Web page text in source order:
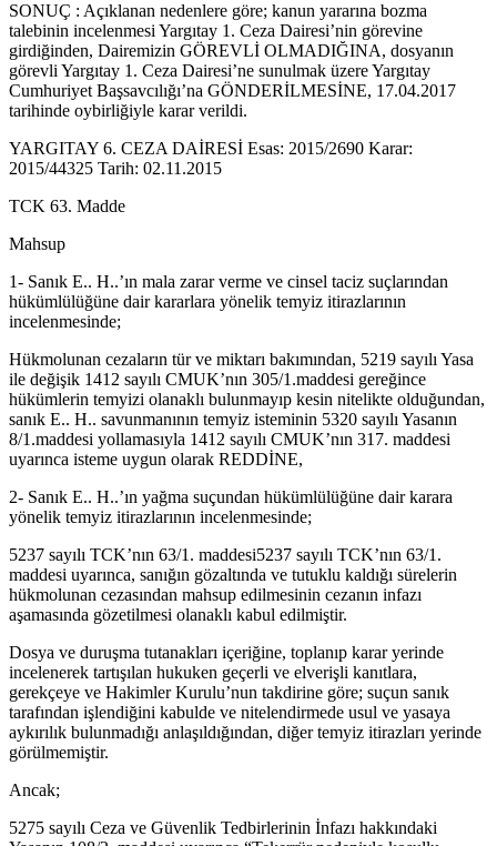
SONUÇ : Açıklanan nedenlere göre; kanun yararına bozma
talebinin incelenmesi Yargıtay 1. Ceza Dairesi’nin görevine
girdiğinden, Dairemizin GÖREVLİ OLMADIĞINA, dosyanın
görevli Yargıtay 1. Ceza Dairesi’ne sunulmak üzere Yargıtay
Cumhuriyet Başsavcılığı’na GÖNDERİLMESİNE, 17.04.2017
tarihinde oybirliğiyle karar verildi.
YARGITAY 6. CEZA DAİRESİ Esas: 2015/2690 Karar:
2015/44325 Tarih: 02.11.2015
TCK 63. Madde
Mahsup
1- Sanık E.. H..’ın mala zarar verme ve cinsel taciz suçlarından
hükümlülüğüne dair kararlara yönelik temyiz itirazlarının
incelenmesinde;
Hükmolunan cezaların tür ve miktarı bakımından, 5219 sayılı Yasa
ile değişik 1412 sayılı CMUK’nın 305/1.maddesi gereğince
hükümlerin temyizi olanaklı bulunmayıp kesin nitelikte olduğundan,
sanık E.. H.. savunmanının temyiz isteminin 5320 sayılı Yasanın
8/1.maddesi yollamasıyla 1412 sayılı CMUK’nın 317. maddesi
uyarınca isteme uygun olarak REDDİNE,
2- Sanık E.. H..’ın yağma suçundan hükümlülüğüne dair karara
yönelik temyiz itirazlarının incelenmesinde;
5237 sayılı TCK’nın 63/1. maddesi5237 sayılı TCK’nın 63/1.
maddesi uyarınca, sanığın gözaltında ve tutuklu kaldığı sürelerin
hükmolunan cezasından mahsup edilmesinin cezanın infazı
aşamasında gözetilmesi olanaklı kabul edilmiştir.
Dosya ve duruşma tutanakları içeriğine, toplanıp karar yerinde
incelenerek tartışılan hukuken geçerli ve elverişli kanıtlara,
gerekçeye ve Hakimler Kurulu’nun takdirine göre; suçun sanık
tarafından işlendiğini kabulde ve nitelendirmede usul ve yasaya
aykırılık bulunmadığı anlaşıldığından, diğer temyiz itirazları yerinde
görülmemiştir.
Ancak;
5275 sayılı Ceza ve Güvenlik Tedbirlerinin İnfazı hakkındaki